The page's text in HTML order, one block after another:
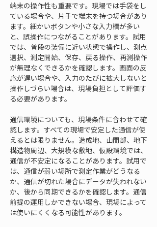
端末の操作性も重要です。現場では手袋をし
ている場合や、片手で端末を持つ場合があり
ます。細かいボタンや小さな入力欄が多い
と、誤操作につながることがあります。試用
では、普段の装備に近い状態で操作し、測点
選択、測定開始、保存、戻る操作、再測操作
が無理なくできるかを確認します。画面の反
応が遅い場合や、入力のたびに拡大しないと
操作しづらい場合は、現場負担として評価す
る必要があります。
通信環境についても、現場条件に合わせて確
認します。すべての現場で安定した通信が使
えるとは限りません。造成地、山間部、地下
構造物周辺、大規模な敷地、仮設環境では、
通信が不安定になることがあります。試用で
は、通信が弱い場所で測定作業がどうなる
か、通信が切れた場合にデータが失われない
か、後から同期できるかを確認します。通信
前提の運用しかできない場合、現場によって
は使いにくくなる可能性があります。